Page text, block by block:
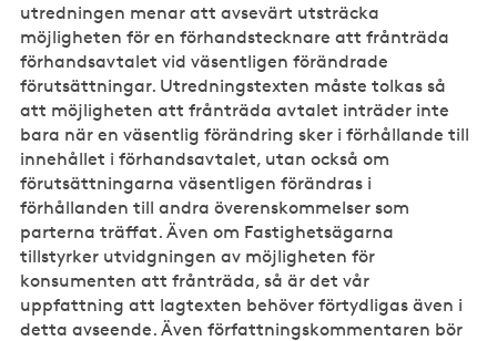
utredningen menar att avsevärt utsträcka
möjligheten för en förhandstecknare att frånträda
förhandsavtalet vid väsentligen förändrade
förutsättningar. Utredningstexten måste tolkas så
att möjligheten att frånträda avtalet inträder inte
bara när en väsentlig förändring sker i förhållande till
innehållet i förhandsavtalet, utan också om
förutsättningarna väsentligen förändras i
förhållanden till andra överenskommelser som
parterna träffat. Även om Fastighetsägarna
tillstyrker utvidgningen av möjligheten för
konsumenten att frånträda, så är det vår
uppfattning att lagtexten behöver förtydligas även i
detta avseende. Även författningskommentaren bör